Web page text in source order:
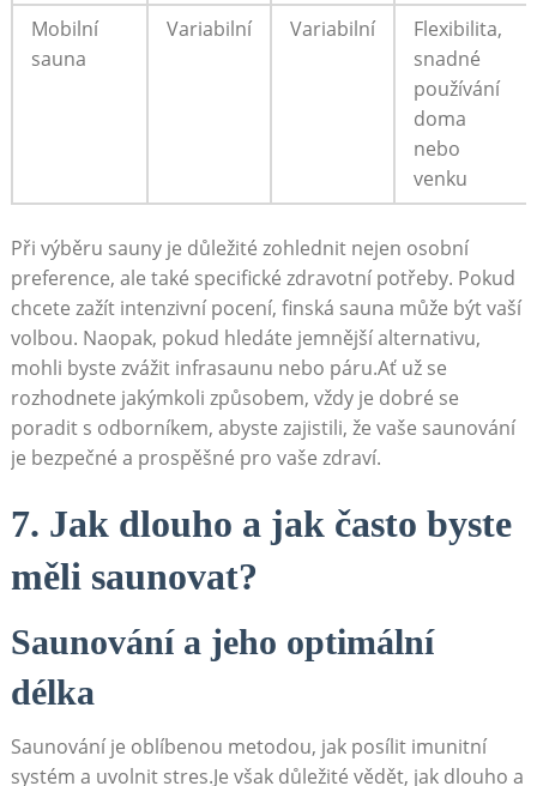
Mobilní
sauna
Variabilní Variabilní
Flexibilita,
snadné
používání
doma
nebo
venku
Při výběru sauny je důležité zohlednit nejen osobní
preference, ale také specifické zdravotní potřeby. Pokud
chcete zažít intenzivní pocení, finská sauna může být vaší
volbou. Naopak, pokud hledáte jemnější alternativu,
mohli byste zvážit infrasaunu nebo páru.Ať už se
rozhodnete jakýmkoli způsobem, vždy je dobré se
poradit s odborníkem, abyste zajistili, že vaše saunování
je bezpečné a prospěšné pro vaše zdraví.
7. Jak dlouho a jak často byste
měli saunovat?
Saunování a jeho optimální
délka
Saunování je oblíbenou metodou, jak posílit imunitní
systém a uvolnit stres.Je však důležité vědět, jak dlouho a